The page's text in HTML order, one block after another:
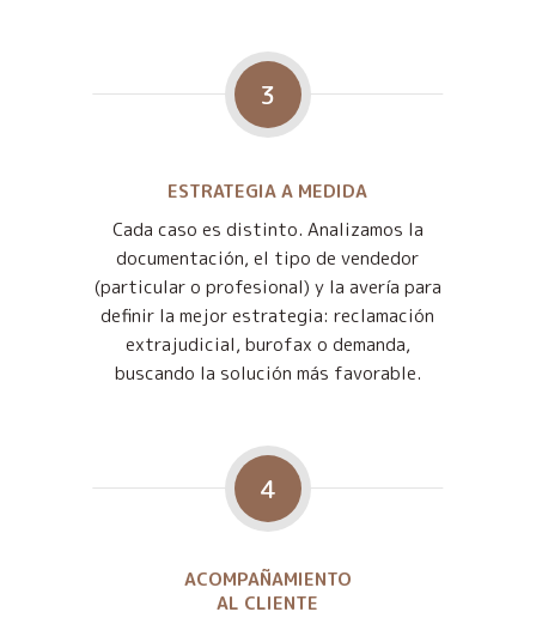
3
ESTRATEGIA A MEDIDA
Cada caso es distinto. Analizamos la
documentación, el tipo de vendedor
(particular o profesional) y la avería para
definir la mejor estrategia: reclamación
extrajudicial, burofax o demanda,
buscando la solución más favorable.
4
ACOMPAÑAMIENTO
AL CLIENTE